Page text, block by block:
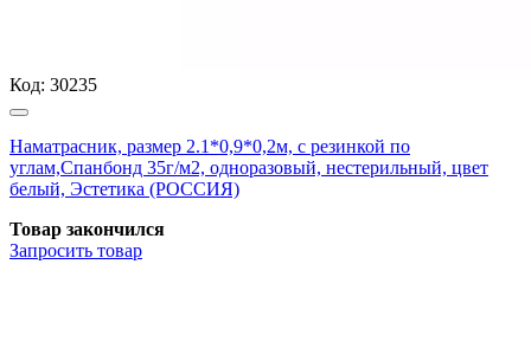
Код: 30235
Наматрасник, размер 2.1*0,9*0,2м, с резинкой по
углам,Спанбонд 35г/м2, одноразовый, нестерильный, цвет
белый, Эстетика (РОССИЯ)
Товар закончился
Запросить товар